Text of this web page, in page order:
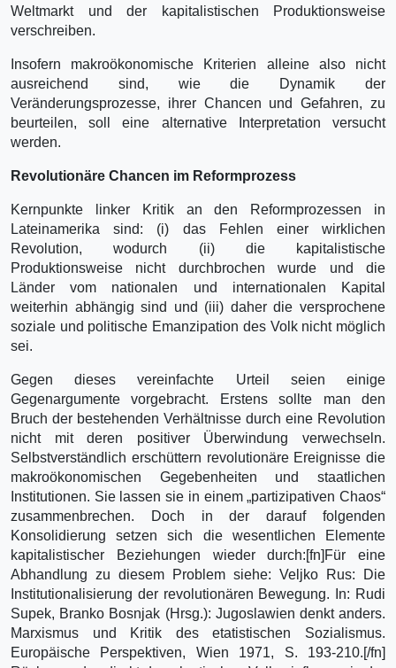
Weltmarkt und der kapitalistischen Produktionsweise
verschreiben.
Insofern makroökonomische Kriterien alleine also nicht
ausreichend sind, wie die Dynamik der
Veränderungsprozesse, ihrer Chancen und Gefahren, zu
beurteilen, soll eine alternative Interpretation versucht
werden.
Revolutionäre Chancen im Reformprozess
Kernpunkte linker Kritik an den Reformprozessen in
Lateinamerika sind: (i) das Fehlen einer wirklichen
Revolution, wodurch (ii) die kapitalistische
Produktionsweise nicht durchbrochen wurde und die
Länder vom nationalen und internationalen Kapital
weiterhin abhängig sind und (iii) daher die versprochene
soziale und politische Emanzipation des Volk nicht möglich
sei.
Gegen dieses vereinfachte Urteil seien einige
Gegenargumente vorgebracht. Erstens sollte man den
Bruch der bestehenden Verhältnisse durch eine Revolution
nicht mit deren positiver Überwindung verwechseln.
Selbstverständlich erschüttern revolutionäre Ereignisse die
makroökonomischen Gegebenheiten und staatlichen
Institutionen. Sie lassen sie in einem „partizipativen Chaos“
zusammenbrechen. Doch in der darauf folgenden
Konsolidierung setzen sich die wesentlichen Elemente
kapitalistischer Beziehungen wieder durch:[fn]Für eine
Abhandlung zu diesem Problem siehe: Veljko Rus: Die
Institutionalisierung der revolutionären Bewegung. In: Rudi
Supek, Branko Bosnjak (Hrsg.): Jugoslawien denkt anders.
Marxismus und Kritik des etatistischen Sozialismus.
Europäische Perspektiven, Wien 1971, S. 193-210.[/fn]